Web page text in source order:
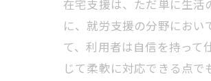
在宅支援は、ただ単に生
に、就労支援の分野にお
て、利用者は自信を持って
じて柔軟に対応できる点